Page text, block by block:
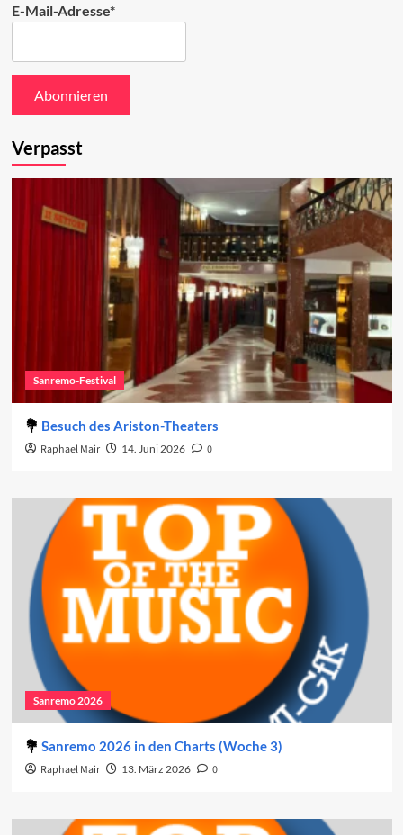
E-Mail-Adresse*
Verpasst
Sanremo-Festival
Besuch des Ariston-Theaters
Raphael Mair 14. Juni 2026 0
Sanremo 2026
Sanremo 2026 in den Charts (Woche 3)
Raphael Mair 13. März 2026 0